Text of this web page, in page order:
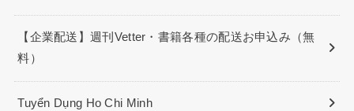
【企業配送】週刊Vetter・書籍各種の配送お申込み（無
料）
Tuyển Dụng Ho Chi Minh